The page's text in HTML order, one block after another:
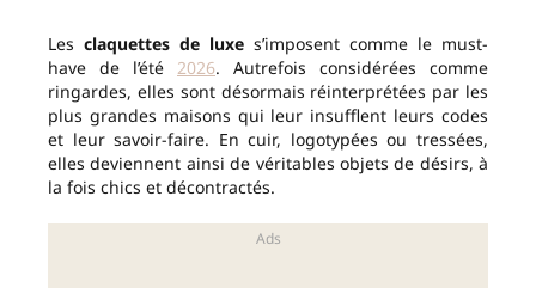
Les claquettes de luxe s’imposent comme le must-
have de l’été 2026. Autrefois considérées comme
ringardes, elles sont désormais réinterprétées par les
plus grandes maisons qui leur insufflent leurs codes
et leur savoir-faire. En cuir, logotypées ou tressées,
elles deviennent ainsi de véritables objets de désirs, à
la fois chics et décontractés.